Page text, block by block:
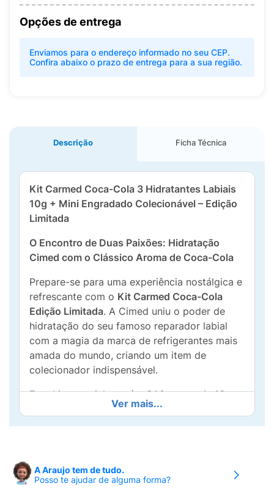
Opções de entrega
Enviamos para o endereço informado no seu CEP.
Confira abaixo o prazo de entrega para a sua região.
Descrição Ficha Técnica
Kit Carmed Coca-Cola 3 Hidratantes Labiais
10g + Mini Engradado Colecionável – Edição
Limitada
O Encontro de Duas Paixões: Hidratação
Cimed com o Clássico Aroma de Coca-Cola
Prepare-se para uma experiência nostálgica e
refrescante com o Kit Carmed Coca-Cola
Edição Limitada. A Cimed uniu o poder de
hidratação do seu famoso reparador labial
com a magia da marca de refrigerantes mais
amada do mundo, criando um item de
colecionador indispensável.
Este kit especial contém3 bisnagas de 10g,
cada uma com uma proposta diferente para o
seu look, mas todas com aquelecheirinho
vibrante aos lábios.
Ver mais...
A Araujo tem de tudo.
Posso te ajudar de alguma forma?